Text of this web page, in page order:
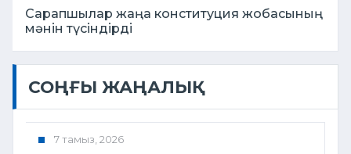
Сарапшылар жаңа конституция жобасының
мәнін түсіндірді
СОҢҒЫ ЖАҢАЛЫҚ
7 тамыз, 2026